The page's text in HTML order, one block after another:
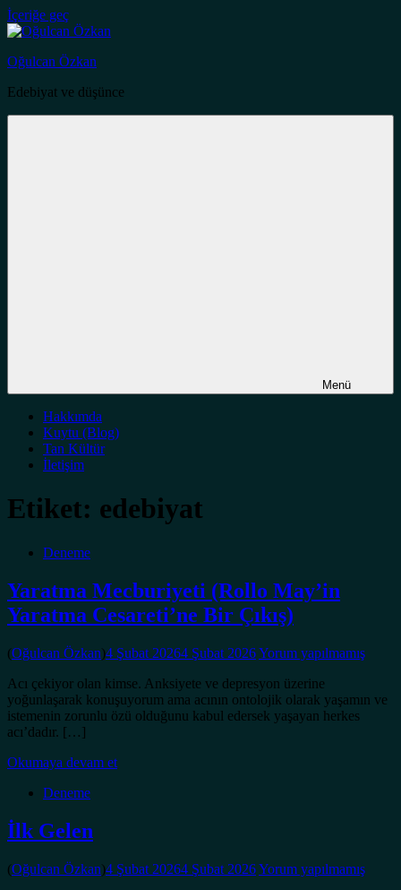
İçeriğe geç
Oğulcan Özkan
Edebiyat ve düşünce
Menü
Hakkımda
Kuytu (Blog)
Tan Kültür
İletişim
Etiket: edebiyat
Deneme
Yaratma Mecburiyeti (Rollo May’in
Yaratma Cesareti’ne Bir Çıkış)
(Oğulcan Özkan)4 Şubat 20264 Şubat 2026Yorum yapılmamış
Acı çekiyor olan kimse. Anksiyete ve depresyon üzerine
yoğunlaşarak konuşuyorum ama acının ontolojik olarak yaşamın ve
istemenin zorunlu özü olduğunu kabul edersek yaşayan herkes
acı’dadır. […]
Okumaya devam et
Deneme
İlk Gelen
(Oğulcan Özkan)4 Şubat 20264 Şubat 2026Yorum yapılmamış